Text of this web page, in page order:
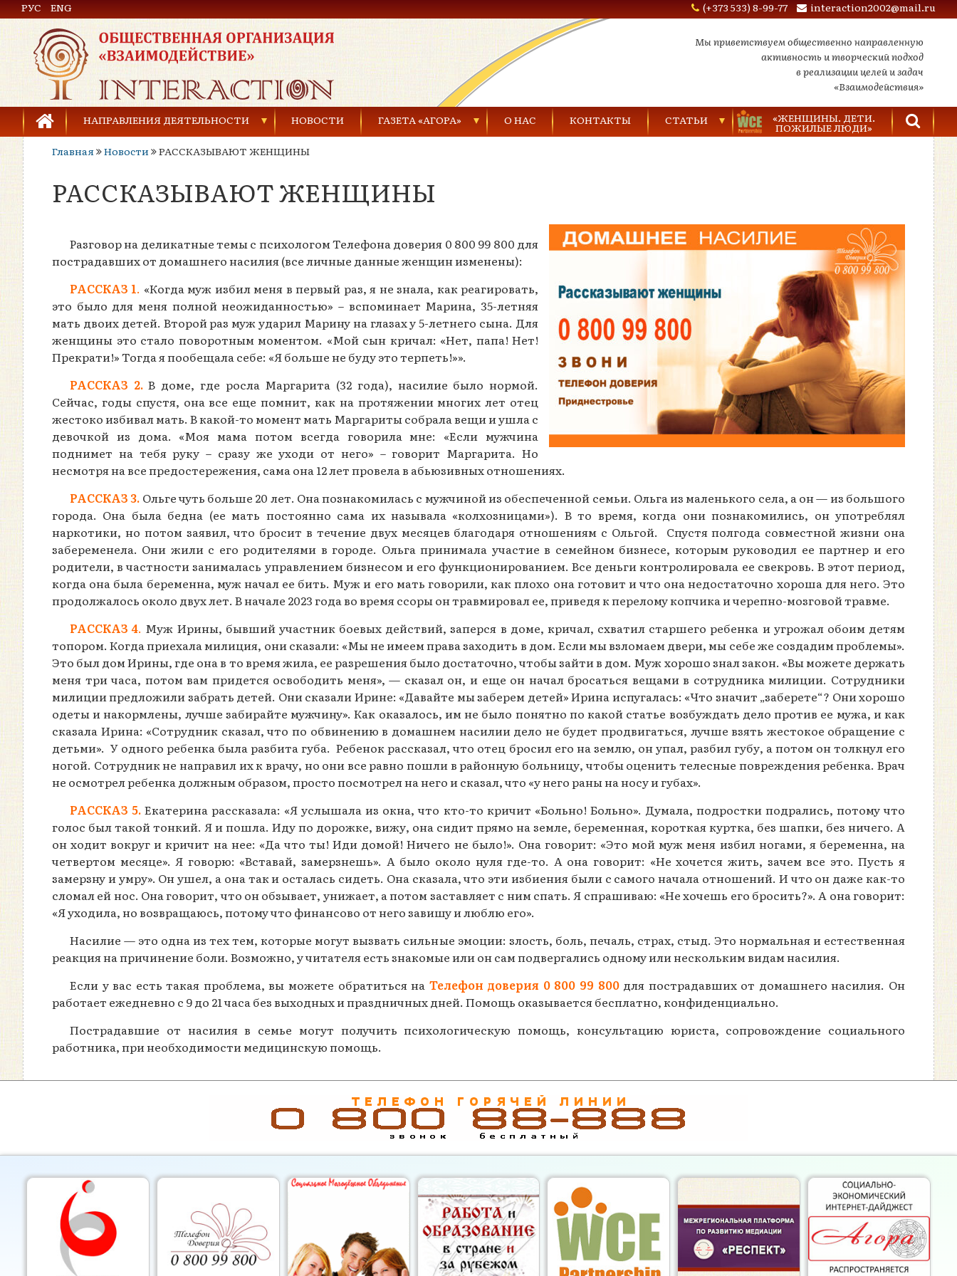
Общественная организация «Взаимодействие»
РУС ENG (+373 533) 8-99-77 interaction2002@mail.ru
Мы приветствуем общественно направленную
активность и творческий подход
в реализации целей и задач
«Взаимодействия»
НАПРАВЛЕНИЯ ДЕЯТЕЛЬНОСТИ
Предупреждение торговли людьми
Предупреждение насилия в семье
Развитие детей и молодёжи
НОВОСТИ ГАЗЕТА «АГОРА»
Газеты за 2020 г.
Газеты за 2018 г.
Газеты за 2016 г.
Газеты за 2015 г.
Газеты за 2014 г.
Газеты за 2013 г.
Газеты за 2012 г.
О НАС КОНТАКТЫ СТАТЬИ «ЖЕНЩИНЫ. ДЕТИ.
ПОЖИЛЫЕ ЛЮДИ»
Главная
Новости РАССКАЗЫВАЮТ ЖЕНЩИНЫ
РАССКАЗЫВАЮТ ЖЕНЩИНЫ
Разговор на деликатные темы с психологом Телефона доверия 0 800 99 800 для
пострадавших от домашнего насилия (все личные данные женщин изменены):
РАССКАЗ 1. «Когда муж избил меня в первый раз, я не знала, как реагировать,
это было для меня полной неожиданностью» – вспоминает Марина, 35-летняя
мать двоих детей. Второй раз муж ударил Марину на глазах у 5-летнего сына. Для
женщины это стало поворотным моментом. «Мой сын кричал: «Нет, папа! Нет!
Прекрати!» Тогда я пообещала себе: «Я больше не буду это терпеть!»».
РАССКАЗ 2.В доме, где росла Маргарита (32 года), насилие было нормой.
Сейчас, годы спустя, она все еще помнит, как на протяжении многих лет отец
жестоко избивал мать. В какой-то момент мать Маргариты собрала вещи и ушла с
девочкой из дома. «Моя мама потом всегда говорила мне: «Если мужчина
поднимет на тебя руку – сразу же уходи от него» – говорит Маргарита. Но
несмотря на все предостережения, сама она 12 лет провела в абьюзивных отношениях.
РАССКАЗ 3. Ольге чуть больше 20 лет. Она познакомилась с мужчиной из обеспеченной семьи. Ольга из маленького села, а он — из большого
города. Она была бедна (ее мать постоянно сама их называла «колхозницами»). В то время, когда они познакомились, он употреблял
наркотики, но потом заявил, что бросит в течение двух месяцев благодаря отношениям с Ольгой. Спустя полгода совместной жизни она
забеременела. Они жили с его родителями в городе. Ольга принимала участие в семейном бизнесе, которым руководил ее партнер и его
родители, в частности занималась управлением бизнесом и его функционированием. Все деньги контролировала ее свекровь. В этот период,
когда она была беременна, муж начал ее бить. Муж и его мать говорили, как плохо она готовит и что она недостаточно хороша для него. Это
продолжалось около двух лет. В начале 2023 года во время ссоры он травмировал ее, приведя к перелому копчика и черепно-мозговой травме.
РАССКАЗ 4. Муж Ирины, бывший участник боевых действий, заперся в доме, кричал, схватил старшего ребенка и угрожал обоим детям
топором. Когда приехала милиция, они сказали: «Мы не имеем права заходить в дом. Если мы взломаем двери, мы себе же создадим проблемы».
Это был дом Ирины, где она в то время жила, ее разрешения было достаточно, чтобы зайти в дом. Муж хорошо знал закон. «Вы можете держать
меня три часа, потом вам придется освободить меня», — сказал он, и еще он начал бросаться вещами в сотрудника милиции. Сотрудники
милиции предложили забрать детей. Они сказали Ирине: «Давайте мы заберем детей» Ирина испугалась: «Что значит „заберете“? Они хорошо
одеты и накормлены, лучше забирайте мужчину». Как оказалось, им не было понятно по какой статье возбуждать дело против ее мужа, и как
сказала Ирина: «Сотрудник сказал, что по обвинению в домашнем насилии дело не будет продвигаться, лучше взять жестокое обращение с
детьми». У одного ребенка была разбита губа. Ребенок рассказал, что отец бросил его на землю, он упал, разбил губу, а потом он толкнул его
ногой. Сотрудник не направил их к врачу, но они все равно пошли в районную больницу, чтобы оценить телесные повреждения ребенка. Врач
не осмотрел ребенка должным образом, просто посмотрел на него и сказал, что «у него раны на носу и губах».
РАССКАЗ 5. Екатерина рассказала: «Я услышала из окна, что кто-то кричит «Больно! Больно». Думала, подростки подрались, потому что
голос был такой тонкий. Я и пошла. Иду по дорожке, вижу, она сидит прямо на земле, беременная, короткая куртка, без шапки, без ничего. А
он ходит вокруг и кричит на нее: «Да что ты! Иди домой! Ничего не было!». Она говорит: «Это мой муж меня избил ногами, я беременна, на
четвертом месяце». Я говорю: «Вставай, замерзнешь». А было около нуля где-то. А она говорит: «Не хочется жить, зачем все это. Пусть я
замерзну и умру». Он ушел, а она так и осталась сидеть. Она сказала, что эти избиения были с самого начала отношений. И что он даже как-то
сломал ей нос. Она говорит, что он обзывает, унижает, а потом заставляет с ним спать. Я спрашиваю: «Не хочешь его бросить?». А она говорит:
«Я уходила, но возвращаюсь, потому что финансово от него завишу и люблю его».
Насилие — это одна из тех тем, которые могут вызвать сильные эмоции: злость, боль, печаль, страх, стыд. Это нормальная и естественная
реакция на причинение боли. Возможно, у читателя есть знакомые или он сам подвергались одному или нескольким видам насилия.
Если у вас есть такая проблема, вы можете обратиться на Телефон доверия 0 800 99 800для пострадавших от домашнего насилия. Он
работает ежедневно с 9 до 21 часа без выходных и праздничных дней. Помощь оказывается бесплатно, конфиденциально.
Пострадавшие от насилия в семье могут получить психологическую помощь, консультацию юриста, сопровождение социального
работника, при необходимости медицинскую помощь.